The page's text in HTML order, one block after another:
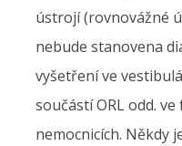
ústrojí (rovnovážné
nebude stanovena
vyšetření ve
součástí ORL odd.
nemocnicích. Někdy